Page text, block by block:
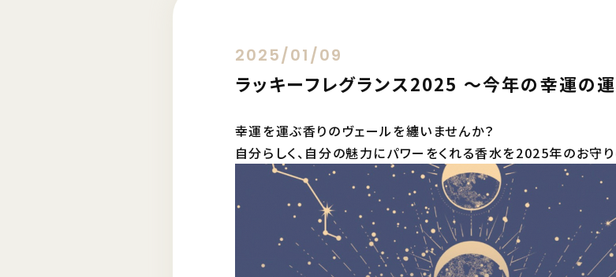
2025/01/09
ラッキーフレグランス2025 ～今年の幸運の
幸運を運ぶ香りのヴェールを纏いませんか？
自分らしく、自分の魅力にパワーをくれる香水を2025年のお守り